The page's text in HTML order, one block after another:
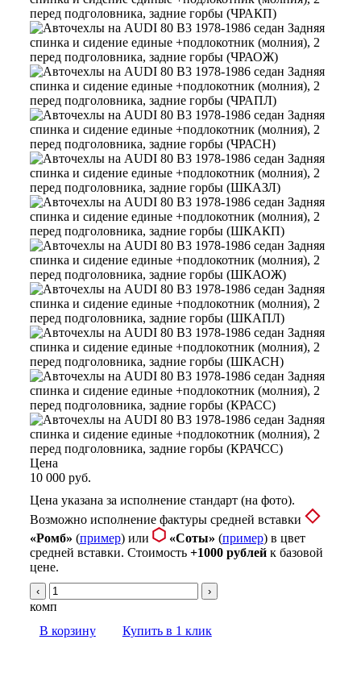
Цена
10 000 руб.
Цена указана за исполнение стандарт (на фото).
Возможно исполнение фактуры средней вставки
«Ромб» (пример) или «Соты» (пример) в цвет
средней вставки. Стоимость +1000 рублейк базовой
цене.
‹ ›
комп
В корзину
Купить в 1 клик